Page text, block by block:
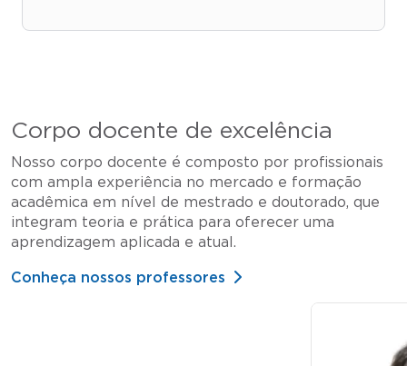
Corpo docente de excelência
Nosso corpo docente é composto por profissionais
com ampla experiência no mercado e formação
acadêmica em nível de mestrado e doutorado, que
integram teoria e prática para oferecer uma
aprendizagem aplicada e atual.
Conheça nossos professores